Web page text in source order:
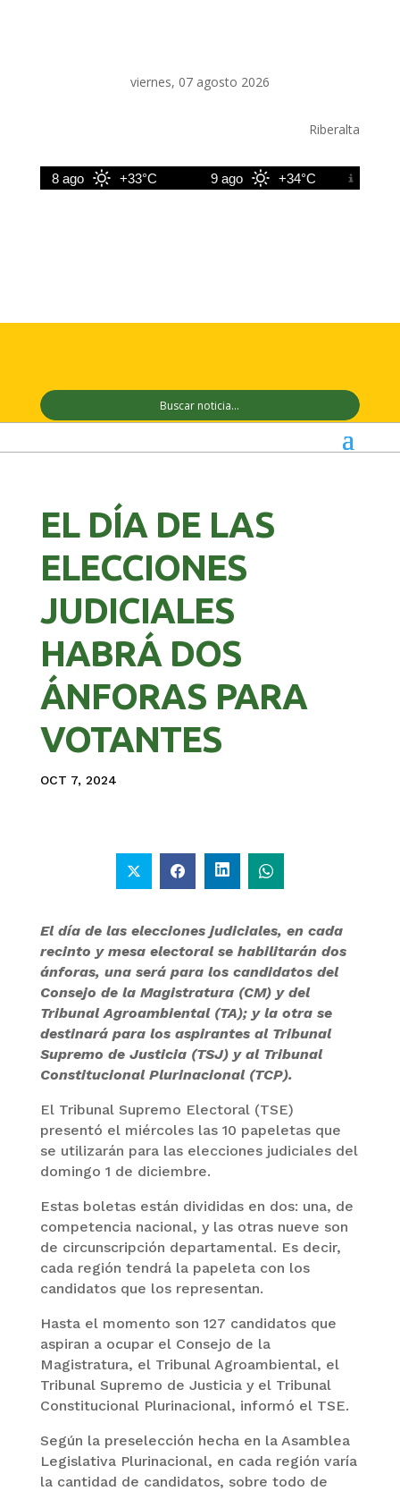
viernes, 07 agosto 2026
Riberalta
8 ago +33°C 9 ago +34°C 10 ago
EL DÍA DE LAS
ELECCIONES
JUDICIALES
HABRÁ DOS
ÁNFORAS PARA
VOTANTES
OCT 7, 2024
El día de las elecciones judiciales, en cada
recinto y mesa electoral se habilitarán dos
ánforas, una será para los candidatos del
Consejo de la Magistratura (CM) y del
Tribunal Agroambiental (TA); y la otra se
destinará para los aspirantes al Tribunal
Supremo de Justicia (TSJ) y al Tribunal
Constitucional Plurinacional (TCP).
El Tribunal Supremo Electoral (TSE)
presentó el miércoles las 10 papeletas que
se utilizarán para las elecciones judiciales del
domingo 1 de diciembre.
Estas boletas están divididas en dos: una, de
competencia nacional, y las otras nueve son
de circunscripción departamental. Es decir,
cada región tendrá la papeleta con los
candidatos que los representan.
Hasta el momento son 127 candidatos que
aspiran a ocupar el Consejo de la
Magistratura, el Tribunal Agroambiental, el
Tribunal Supremo de Justicia y el Tribunal
Constitucional Plurinacional, informó el TSE.
Según la preselección hecha en la Asamblea
Legislativa Plurinacional, en cada región varía
la cantidad de candidatos, sobre todo de